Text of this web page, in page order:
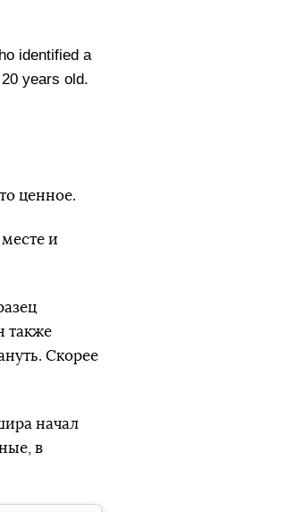
identified a
years old.
ценное.
и
также
Скорее
начал
в